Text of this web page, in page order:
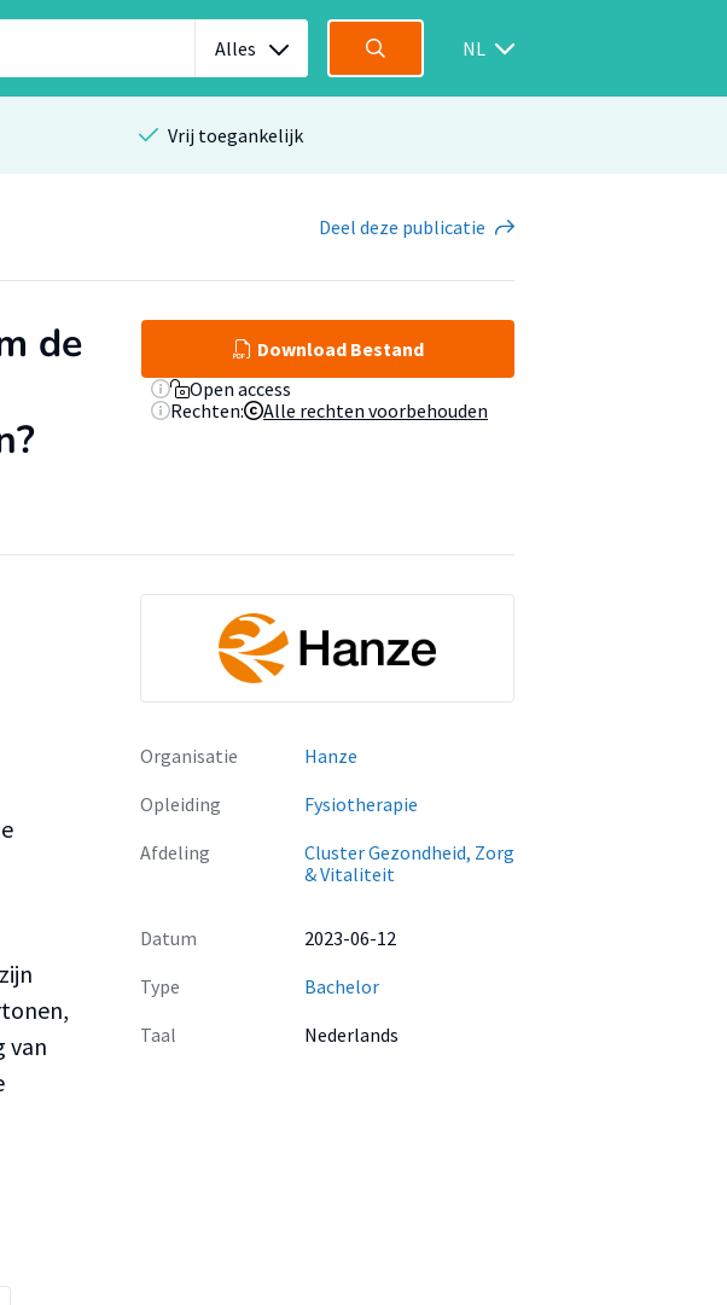
Alles NL
Vrij toegankelijk
Deel deze publicatie
de
Download Bestand
Open access
Rechten:
Alle rechten voorbehouden
van
Organisatie
Hanze
Opleiding
Fysiotherapie
Afdeling
Cluster Gezondheid, Zorg
& Vitaliteit
Datum
2023-06-12
Type
Bachelor
Taal
Nederlands